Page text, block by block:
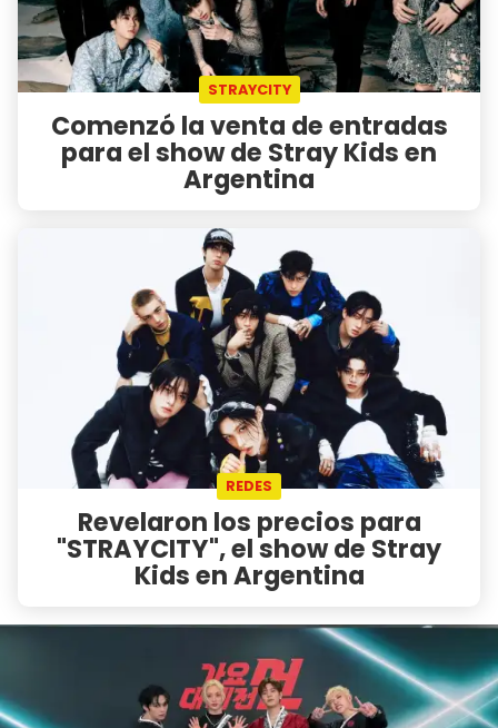
STRAYCITY
Comenzó la venta de entradas
para el show de Stray Kids en
Argentina
REDES
Revelaron los precios para
"STRAYCITY", el show de Stray
Kids en Argentina